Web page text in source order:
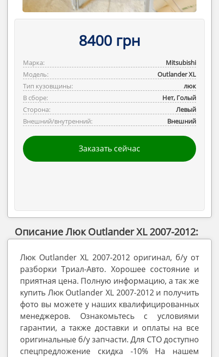
8400 грн
Марка:
Mitsubishi
Модель:
Outlander ‎XL
Тип кузовщины:
люк
В сборе:
Нет, Голый
Сторона:
Левый
Внешний/внутренний:
Внешний
Заказать сейчас
Описание Люк Outlander XL 2007-2012:
Люк Outlander XL 2007-2012 оригинал, б/у от
разборки Триал-Авто. Хорошее состояние и
приятная цена. Полную информацию, а так же
купить Люк Outlander XL 2007-2012 и получить
фото вы можете у наших квалифицированных
менеджеров. Ознакомьтесь с условиями
гарантии, а также доставки и оплаты на все
оригинальные б/у запчасти. Для СТО доступно
спецпредложение скидка -10% На нашем